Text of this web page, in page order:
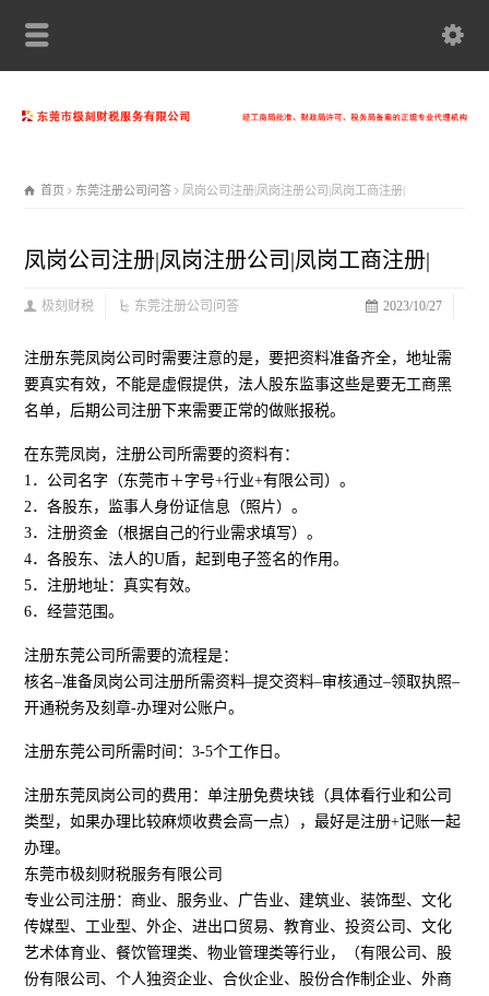
首页 东莞注册公司问答 凤岗公司注册|凤岗注册公司|凤岗工商注册|
凤岗公司注册|凤岗注册公司|凤岗工商注册|
2023/10/27
极刻财税 东莞注册公司问答
注册东莞凤岗公司时需要注意的是，要把资料准备齐全，地址需
要真实有效，不能是虚假提供，法人股东监事这些是要无工商黑
名单，后期公司注册下来需要正常的做账报税。
在东莞凤岗，注册公司所需要的资料有：
1．公司名字（东莞市＋字号+行业+有限公司）。
2．各股东，监事人身份证信息（照片）。
3．注册资金（根据自己的行业需求填写）。
4．各股东、法人的U盾，起到电子签名的作用。
5．注册地址：真实有效。
6．经营范围。
注册东莞公司所需要的流程是：
核名–准备凤岗公司注册所需资料–提交资料–审核通过–领取执照–
开通税务及刻章-办理对公账户。
注册东莞公司所需时间：3-5个工作日。
注册东莞凤岗公司的费用：单注册免费块钱（具体看行业和公司
类型，如果办理比较麻烦收费会高一点），最好是注册+记账一起
办理。
东莞市极刻财税服务有限公司
专业公司注册：商业、服务业、广告业、建筑业、装饰型、文化
传媒型、工业型、外企、进出口贸易、教育业、投资公司、文化
艺术体育业、餐饮管理类、物业管理类等行业，（有限公司、股
份有限公司、个人独资企业、合伙企业、股份合作制企业、外商